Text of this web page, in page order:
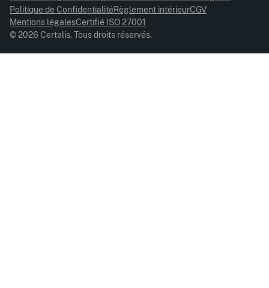
© 2026 Certalis. Tous droits réservés.
Politique de ConfidentialitéRèglement intérieurCGV
Mentions légalesCertifié ISO 27001